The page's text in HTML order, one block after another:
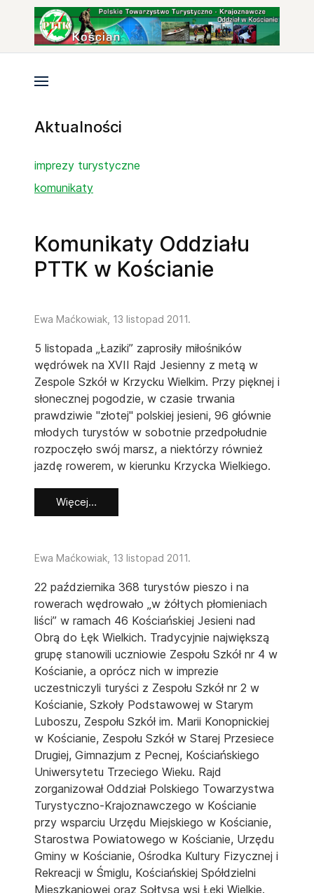
Aktualności
imprezy turystyczne
komunikaty
Komunikaty Oddziału
PTTK w Kościanie
Ewa Maćkowiak, 13 listopad 2011.
5 listopada „Łaziki” zaprosiły miłośników
wędrówek na XVII Rajd Jesienny z metą w
Zespole Szkół w Krzycku Wielkim. Przy pięknej i
słonecznej pogodzie, w czasie trwania
prawdziwie "złotej" polskiej jesieni, 96 głównie
młodych turystów w sobotnie przedpołudnie
rozpoczęło swój marsz, a niektórzy również
jazdę rowerem, w kierunku Krzycka Wielkiego.
Więcej…
Ewa Maćkowiak, 13 listopad 2011.
22 października 368 turystów pieszo i na
rowerach wędrowało „w żółtych płomieniach
liści” w ramach 46 Kościańskiej Jesieni nad
Obrą do Łęk Wielkich. Tradycyjnie największą
grupę stanowili uczniowie Zespołu Szkół nr 4 w
Kościanie, a oprócz nich w imprezie
uczestniczyli turyści z Zespołu Szkół nr 2 w
Kościanie, Szkoły Podstawowej w Starym
Luboszu, Zespołu Szkół im. Marii Konopnickiej
w Kościanie, Zespołu Szkół w Starej Przesiece
Drugiej, Gimnazjum z Pecnej, Kościańskiego
Uniwersytetu Trzeciego Wieku. Rajd
zorganizował Oddział Polskiego Towarzystwa
Turystyczno-Krajoznawczego w Kościanie
przy wsparciu Urzędu Miejskiego w Kościanie,
Starostwa Powiatowego w Kościanie, Urzędu
Gminy w Kościanie, Ośrodka Kultury Fizycznej i
Rekreacji w Śmiglu, Kościańskiej Spółdzielni
Mieszkaniowej oraz Sołtysa wsi Łęki Wielkie.